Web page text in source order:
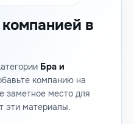
в
Бра и
компанию на
заметное место для
эти материалы.